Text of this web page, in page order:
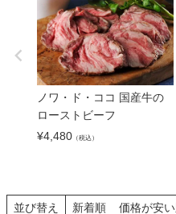
ノワ・ド・ココ 国産牛の
ローストビーフ
¥4,480 （税込）
並び替え 新着順 価格が安